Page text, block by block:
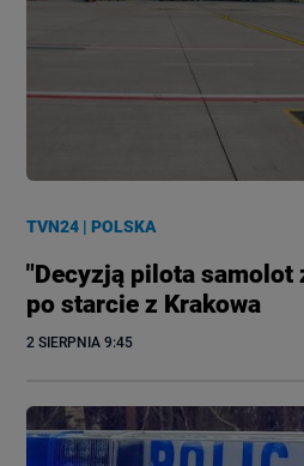
TVN24 |POLSKA
"Decyzją pilota samolot
po starcie z Krakowa
2 SIERPNIA 9:45